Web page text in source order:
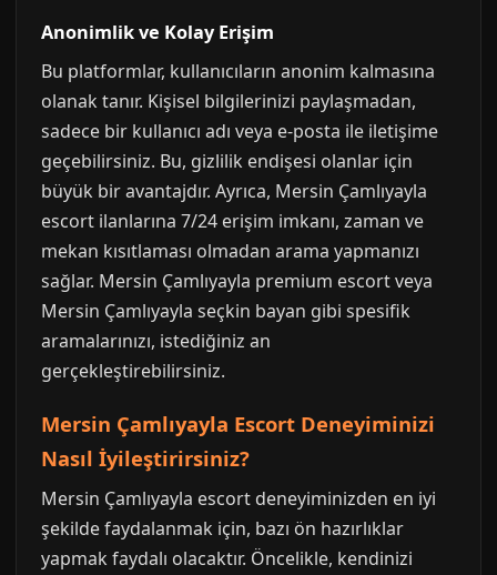
Anonimlik ve Kolay Erişim
Bu platformlar, kullanıcıların anonim kalmasına
olanak tanır. Kişisel bilgilerinizi paylaşmadan,
sadece bir kullanıcı adı veya e-posta ile iletişime
geçebilirsiniz. Bu, gizlilik endişesi olanlar için
büyük bir avantajdır. Ayrıca, Mersin Çamlıyayla
escort ilanlarına 7/24 erişim imkanı, zaman ve
mekan kısıtlaması olmadan arama yapmanızı
sağlar. Mersin Çamlıyayla premium escort veya
Mersin Çamlıyayla seçkin bayan gibi spesifik
aramalarınızı, istediğiniz an
gerçekleştirebilirsiniz.
Mersin Çamlıyayla Escort Deneyiminizi
Nasıl İyileştirirsiniz?
Mersin Çamlıyayla escort deneyiminizden en iyi
şekilde faydalanmak için, bazı ön hazırlıklar
yapmak faydalı olacaktır. Öncelikle, kendinizi